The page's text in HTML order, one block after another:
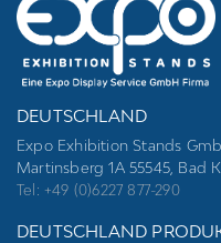
DEUTSCHLAND
Expo Exhibition Stands
Martinsberg 1A 55545, Bad
Tel: +49 (0)6227 877-290
DEUTSCHLAND